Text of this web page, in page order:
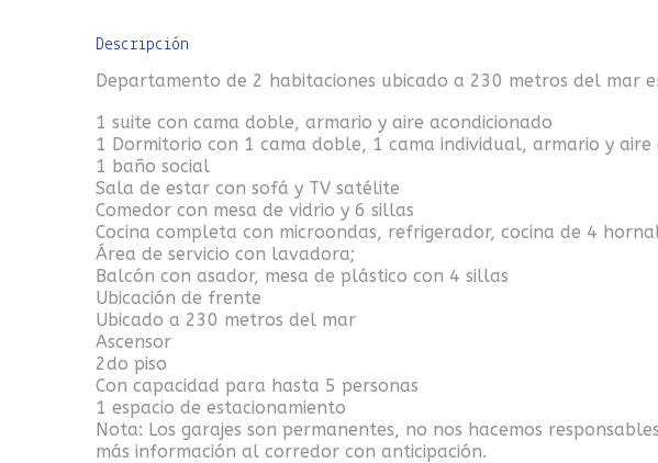
Descripción
Departamento de 2 habitaciones ubicado a 230 metros del mar
1 suite con cama doble, armario y aire acondicionado
1 Dormitorio con 1 cama doble, 1 cama individual, armario y aire
1 baño social
Sala de estar con sofá y TV satélite
Comedor con mesa de vidrio y 6 sillas
Cocina completa con microondas, refrigerador, cocina de 4
Área de servicio con lavadora;
Balcón con asador, mesa de plástico con 4 sillas
Ubicación de frente
Ubicado a 230 metros del mar
Ascensor
2do piso
Con capacidad para hasta 5 personas
1 espacio de estacionamiento
Nota: Los garajes son permanentes, no nos hacemos
más información al corredor con anticipación.